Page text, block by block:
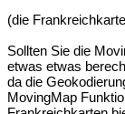
(die
Sollten Sie die
etwas etwas
da die
MovingMap